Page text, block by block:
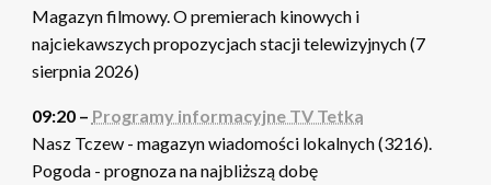
Magazyn filmowy. O premierach kinowych i
najciekawszych propozycjach stacji telewizyjnych (7
sierpnia 2026)
09:20 – Programy informacyjne TV Tetka
Nasz Tczew - magazyn wiadomości lokalnych (3216).
Pogoda - prognoza na najbliższą dobę